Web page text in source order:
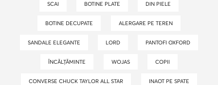
SCAI BOTINE PLATE DIN PIELE
BOTINE DECUPATE ALERGARE PE TEREN
SANDALE ELEGANTE LORD PANTOFI OXFORD
ÎNCĂLȚĂMINTE WOJAS COPII
CONVERSE CHUCK TAYLOR ALL STAR INAOT PE SPATE